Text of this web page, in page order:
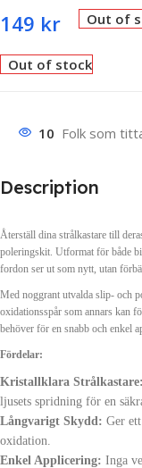
149 kr Out of
Out of stock
10 Folk som
Description
Återställ dina strålkastare till
poleringskit. Utformat för både
fordon ser ut som nytt, utan
Med noggrant utvalda slip- och
oxidationsspår som annars kan
behöver för en snabb och enkel
Fördelar:
Kristallklara Strålkastare:
ljusets spridning för en
Långvarigt Skydd: Ger
oxidation.
Enkel Applicering: Inga